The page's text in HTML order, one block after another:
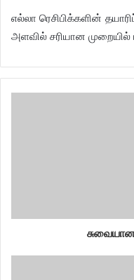
எல்லா ரெசிபிக்களின்
அளவில் சரியான